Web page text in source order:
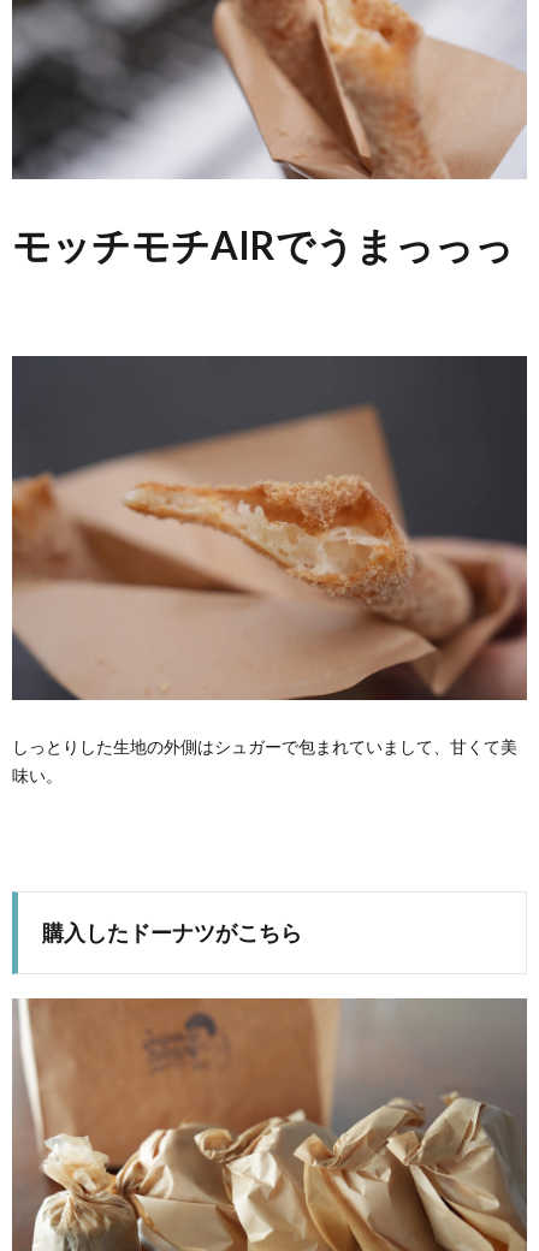
モッチモチAIRでうまっっっ
しっとりした生地の外側はシュガーで包まれていまして、甘くて美
味い。
購入したドーナツがこちら